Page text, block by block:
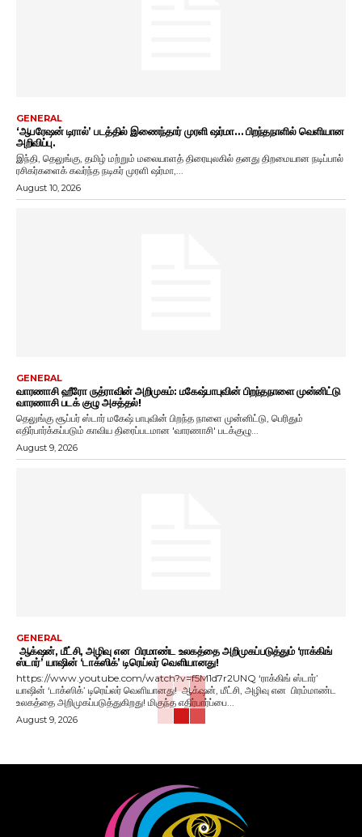
GENERAL
‘ஆபரேஷன் டிரால்’ படத்தில் இணைந்தார் முரளி ஷர்மா… பிறந்தநாளில் வெளியான
அறிவிப்பு.
இந்தி, தெலுங்கு, தமிழ் மற்றும் மலையாளத் திரையுலகில் தனது திறமையான நடிப்பால்
ரசிகர்களைக் கவர்ந்த நடிகர் முரளி ஷர்மா,...
August 10, 2026
GENERAL
வாரணாசி ஹீரோ ருத்ராவின் அறிமுகம்: மகேஷ்பாபுவின் பிறந்தநாளை முன்னிட்டு
வாரணாசி படக் குழு அசத்தல்!
தெலுங்கு சூப்பர் ஸ்டார் மகேஷ் பாபுவின் பிறந்த நாளை முன்னிட்டு, பெரிதும்
எதிர்பார்க்கப்படும் காவிய திரைப்படமான 'வாரணாசி' படக்குழு...
August 9, 2026
GENERAL
ஆக்‌ஷன், மீட்சி, அழிவு என பிரமாண்ட உலகத்தை அறிமுகப்படுத்தும் ‘ராக்கிங்
ஸ்டார்’ யாஷின் ‘டாக்ஸிக்’ டிரெய்லர் வெளியானது!
https://www.youtube.com/watch?v=f5M1d7r2UNQ ‘ராக்கிங் ஸ்டார்’
யாஷின் ‘டாக்ஸிக்’ டிரெய்லர் வெளியானது! ஆக்‌ஷன், மீட்சி, அழிவு என பிரம்மாண்ட
உலகத்தை அறிமுகப்படுத்துகிறது! மிகுந்த எதிர்பார்ப்பை...
August 9, 2026